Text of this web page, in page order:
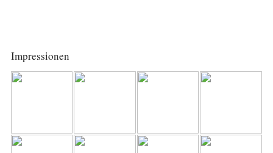
Impressionen